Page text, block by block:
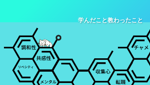
学んだこと教わったこと